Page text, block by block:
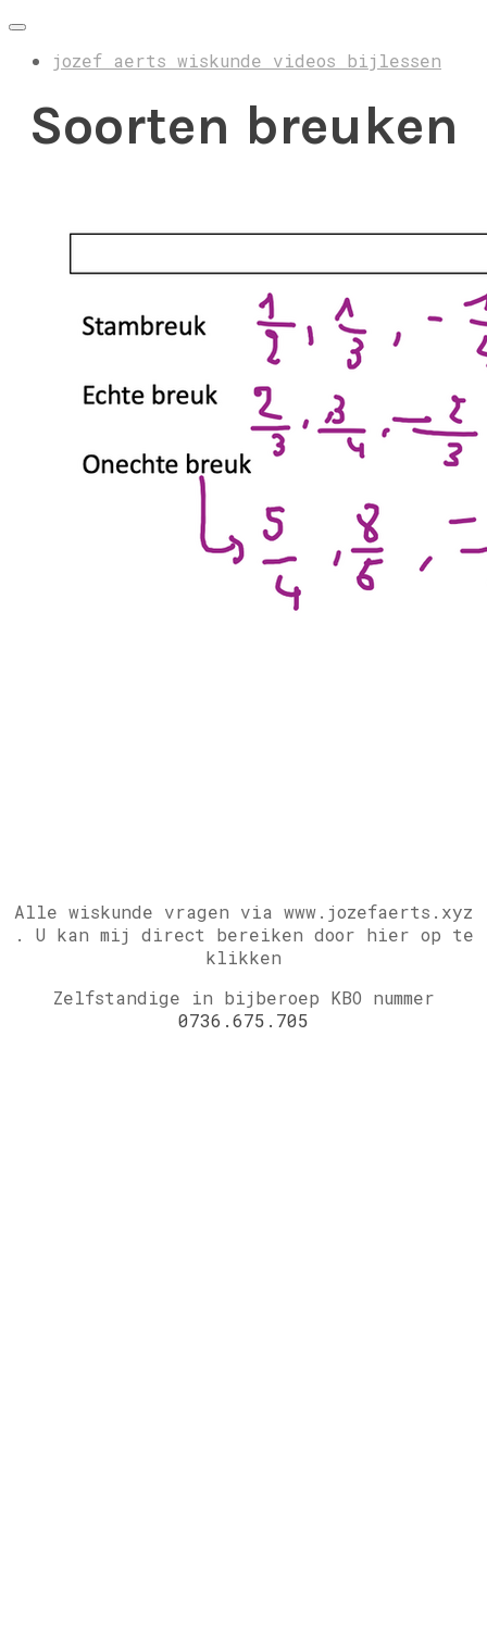
jozef aerts wiskunde videos bijlessen
Soorten breuken
Alle wiskunde vragen via www.jozefaerts.xyz
. U kan mij direct bereiken door hier op te
klikken
Zelfstandige in bijberoep KBO nummer
0736.675.705